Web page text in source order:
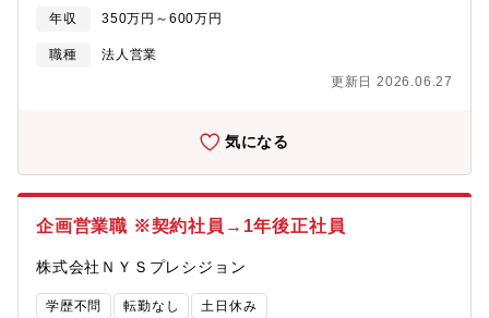
結・営業戦略の立案・代理店への営業支援やフォロー・セミナー
やキャンペーンの企画等【魅力】既存の大規模パートナー様の担
当としてお客様へIT商材の販売支援を行っていただきます。個人
勉強会がメインとなります。パートナーセールスとしては通常の
け、深めることができるのは大きなやりがいの一つです。また、
パートナー企業との関係を通じて、異なる業界や市場の知識も広
がり、自身の視野を広げることができます。【案件事例】某大手
企業の販売No.1とのパートナーシップ、某大手公共施設のインフ
ラ監視・某大手大規模インフラ構築運用【募集背景】全国規模の
パートナー様への体制強化と販売促進
年収 350万円～600万円
職種
法人営業
更新日 2026.06.27
気になる
企画営業職 ※契約社員→1年後正社員
株式会社ＮＹＳプレシジョン
学歴不問 転勤なし 土日休み